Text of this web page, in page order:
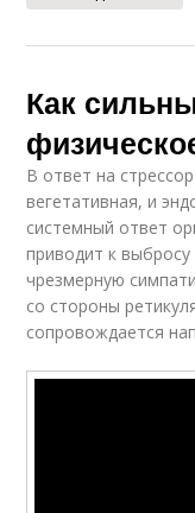
Как
В ответ на
вегетативная, и
системный ответ
приводит к
чрезмерную
со стороны
сопровождается